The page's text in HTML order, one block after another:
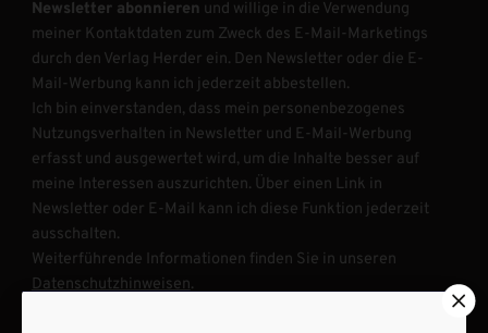
Newsletter abonnieren und willige in die Verwendung
meiner Kontaktdaten zum Zweck des E-Mail-Marketings
durch den Verlag Herder ein. Den Newsletter oder die E-
Mail-Werbung kann ich jederzeit abbestellen.
Ich bin einverstanden, dass mein personenbezogenes
Nutzungsverhalten in Newsletter und E-Mail-Werbung
erfasst und ausgewertet wird, um die Inhalte besser auf
meine Interessen auszurichten. Über einen Link in
Newsletter oder E-Mail kann ich diese Funktion jederzeit
ausschalten.
Weiterführende Informationen finden Sie in unseren
Datenschutzhinweisen.